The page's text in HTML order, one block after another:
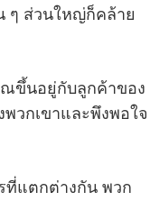
ๆ ส่วนใหญ่ก็คล้าย
ณขึ้นอยู่กับลูกค้าของ
กเขาและพึงพอใจ
ที่แตกต่างกัน พวก